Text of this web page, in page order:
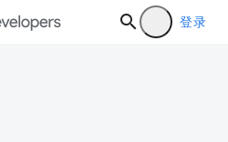
登录